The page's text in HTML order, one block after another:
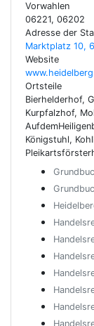
Vorwahlen
06221, 06202
Adresse der
Marktplatz 10,
Website
Ortsteile
Bierhelderhof,
Kurpfalzhof,
Königstuhl,